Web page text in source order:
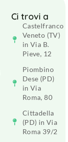
Ci trovi a
Castelfranco
Veneto (TV)
in Via B.
Pieve, 12
Piombino
Dese (PD)
in Via
Roma, 80
Cittadella
(PD) in Via
Roma 39/2